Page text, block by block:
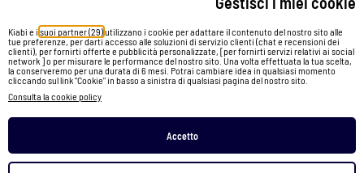
Kiabi e i suoi partner (29)utilizzano i cookie per adattare il contenuto del nostro sito alle
tue preferenze, per darti accesso alle soluzioni di servizio clienti (chat e recensioni dei
clienti), per fornirti offerte e pubblicità personalizzate, [per fornirti servizi relativi ai social
network ] o per misurare le performance del nostro sito. Una volta effettuata la tua scelta,
la conserveremo per una durata di 6 mesi. Potrai cambiare idea in qualsiasi momento
cliccando sul link "Cookie" in basso a sinistra di qualsiasi pagina del nostro sito.
Consulta la cookie policy
Accetto
Vedi prodotto Vedi prodotto
1/5 1/5